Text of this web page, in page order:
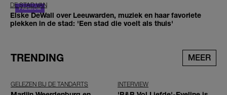
DE STAD VAN
Elske DeWall over Leeuwarden, muziek en haar favoriete
plekken in de stad: 'Een stad die voelt als thuis'
TRENDING MEER
GELEZEN BIJ DE TANDARTS INTERVIEW